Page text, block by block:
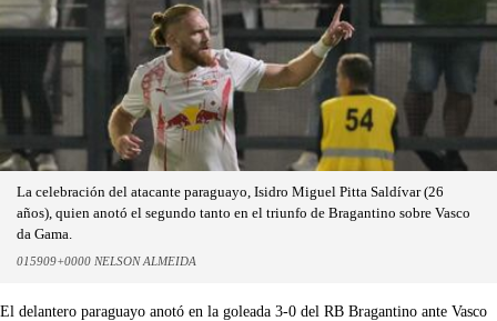
La celebración del atacante paraguayo, Isidro Miguel Pitta Saldívar (26
años), quien anotó el segundo tanto en el triunfo de Bragantino sobre Vasco
da Gama.
015909+0000 NELSON ALMEIDA
El delantero paraguayo anotó en la goleada 3-0 del RB Bragantino ante Vasco